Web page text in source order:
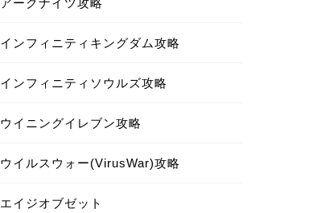
アークナイツ攻略
インフィニティキングダム攻略
インフィニティソウルズ攻略
ウイニングイレブン攻略
ウイルスウォー(VirusWar)攻略
エイジオブゼット